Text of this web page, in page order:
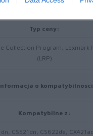
Typ ceny:
Collection Program, Lexmark
(LRP)
o kompatybilnosci
Kompatybilne z:
CS521dn, CS622de,